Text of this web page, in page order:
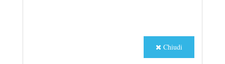
Chiudi